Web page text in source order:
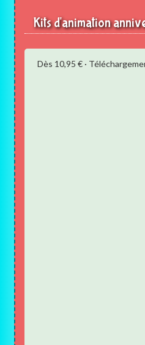
Kits d'animation
Dès 10,95 € ·